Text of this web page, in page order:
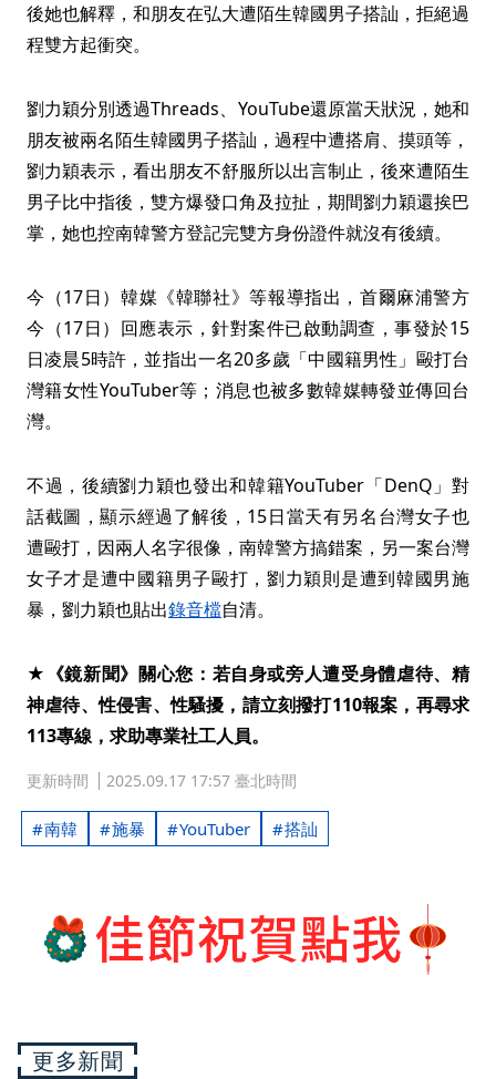
後她也解釋，和朋友在弘大遭陌生韓國男子搭訕，拒絕過
程雙方起衝突。
劉力穎分別透過Threads、YouTube還原當天狀況，她和
朋友被兩名陌生韓國男子搭訕，過程中遭搭肩、摸頭等，
劉力穎表示，看出朋友不舒服所以出言制止，後來遭陌生
男子比中指後，雙方爆發口角及拉扯，期間劉力穎還挨巴
掌，她也控南韓警方登記完雙方身份證件就沒有後續。
今（17日）韓媒《韓聯社》等報導指出，首爾麻浦警方
今（17日）回應表示，針對案件已啟動調查，事發於15
日凌晨5時許，並指出一名20多歲「中國籍男性」毆打台
灣籍女性YouTuber等；消息也被多數韓媒轉發並傳回台
灣。
不過，後續劉力穎也發出和韓籍YouTuber「DenQ」對
話截圖，顯示經過了解後，15日當天有另名台灣女子也
遭毆打，因兩人名字很像，南韓警方搞錯案，另一案台灣
女子才是遭中國籍男子毆打，劉力穎則是遭到韓國男施
暴，劉力穎也貼出錄音檔自清。
★《鏡新聞》關心您：若自身或旁人遭受身體虐待、精
神虐待、性侵害、性騷擾，請立刻撥打110報案，再尋求
113專線，求助專業社工人員。
更新時間 2025.09.17 17:57 臺北時間
南韓 施暴 YouTuber 搭訕
更多新聞